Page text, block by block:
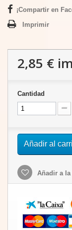
¡Compartir en
Imprimir
2,85 €
Cantidad
Añadir al
Añadir a